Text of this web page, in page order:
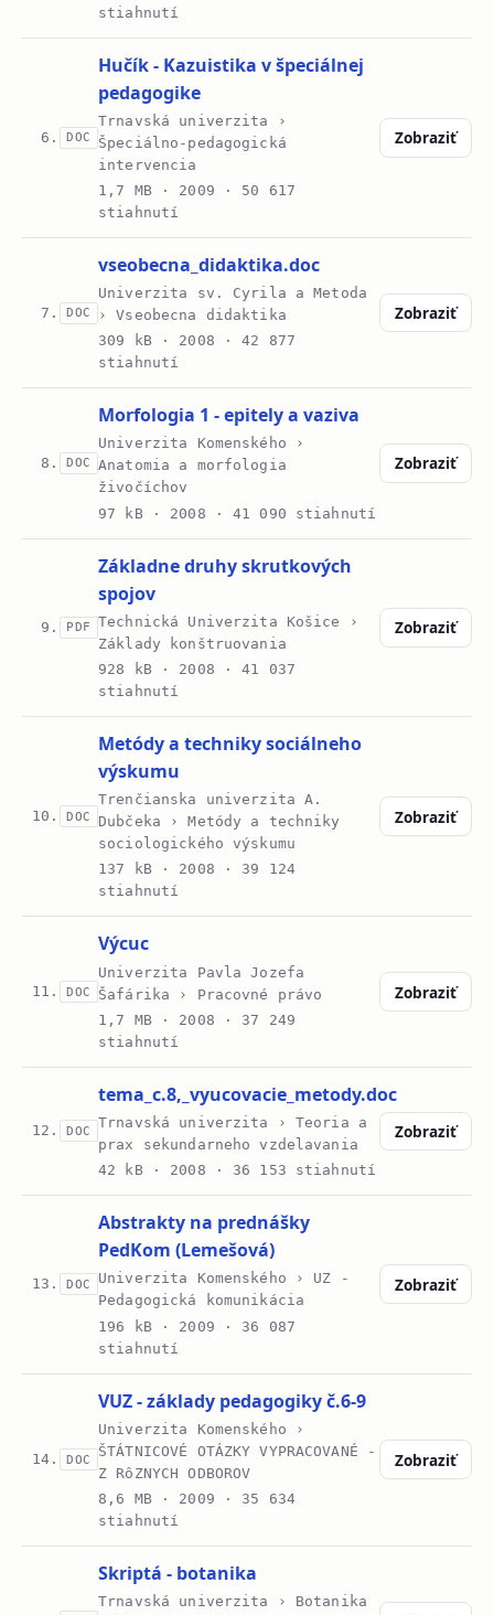
stiahnutí
6. DOC
Hučík - Kazuistika v špeciálnej
pedagogike
Trnavská univerzita ›
Špeciálno-pedagogická
intervencia
1,7 MB · 2009 · 50 617
stiahnutí
Zobraziť
7. DOC
vseobecna_didaktika.doc
Univerzita sv. Cyrila a Metoda
› Vseobecna didaktika
309 kB · 2008 · 42 877
stiahnutí
Zobraziť
8. DOC
Morfologia 1 - epitely a vaziva
Univerzita Komenského ›
Anatomia a morfologia
živočíchov
97 kB · 2008 · 41 090 stiahnutí
Zobraziť
9. PDF
Základne druhy skrutkových
spojov
Technická Univerzita Košice ›
Základy konštruovania
928 kB · 2008 · 41 037
stiahnutí
Zobraziť
10. DOC
Metódy a techniky sociálneho
výskumu
Trenčianska univerzita A.
Dubčeka › Metódy a techniky
sociologického výskumu
137 kB · 2008 · 39 124
stiahnutí
Zobraziť
11. DOC
Výcuc
Univerzita Pavla Jozefa
Šafárika › Pracovné právo
1,7 MB · 2008 · 37 249
stiahnutí
Zobraziť
12. DOC
tema_c.8,_vyucovacie_metody.doc
Trnavská univerzita › Teoria a
prax sekundarneho vzdelavania
42 kB · 2008 · 36 153 stiahnutí
Zobraziť
13. DOC
Abstrakty na prednášky
PedKom (Lemešová)
Univerzita Komenského › UZ -
Pedagogická komunikácia
196 kB · 2009 · 36 087
stiahnutí
Zobraziť
14. DOC
VUZ - základy pedagogiky č.6-9
Univerzita Komenského ›
ŠTÁTNICOVÉ OTÁZKY VYPRACOVANÉ -
Z RôZNYCH ODBOROV
8,6 MB · 2009 · 35 634
stiahnutí
Zobraziť
Skriptá - botanika
Trnavská univerzita › Botanika